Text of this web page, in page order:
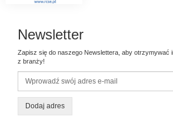
Newsletter
Zapisz się do naszego Newslettera, aby otrzymywać
z branży!
Dodaj adres